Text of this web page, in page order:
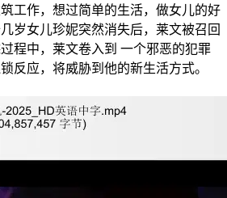
工作，想过简单的生活，做女儿的好
岁女儿珍妮突然消失后，莱文被召回
程中，莱文卷入到 一个邪恶的犯罪
反应，将威胁到他的新生活方式。